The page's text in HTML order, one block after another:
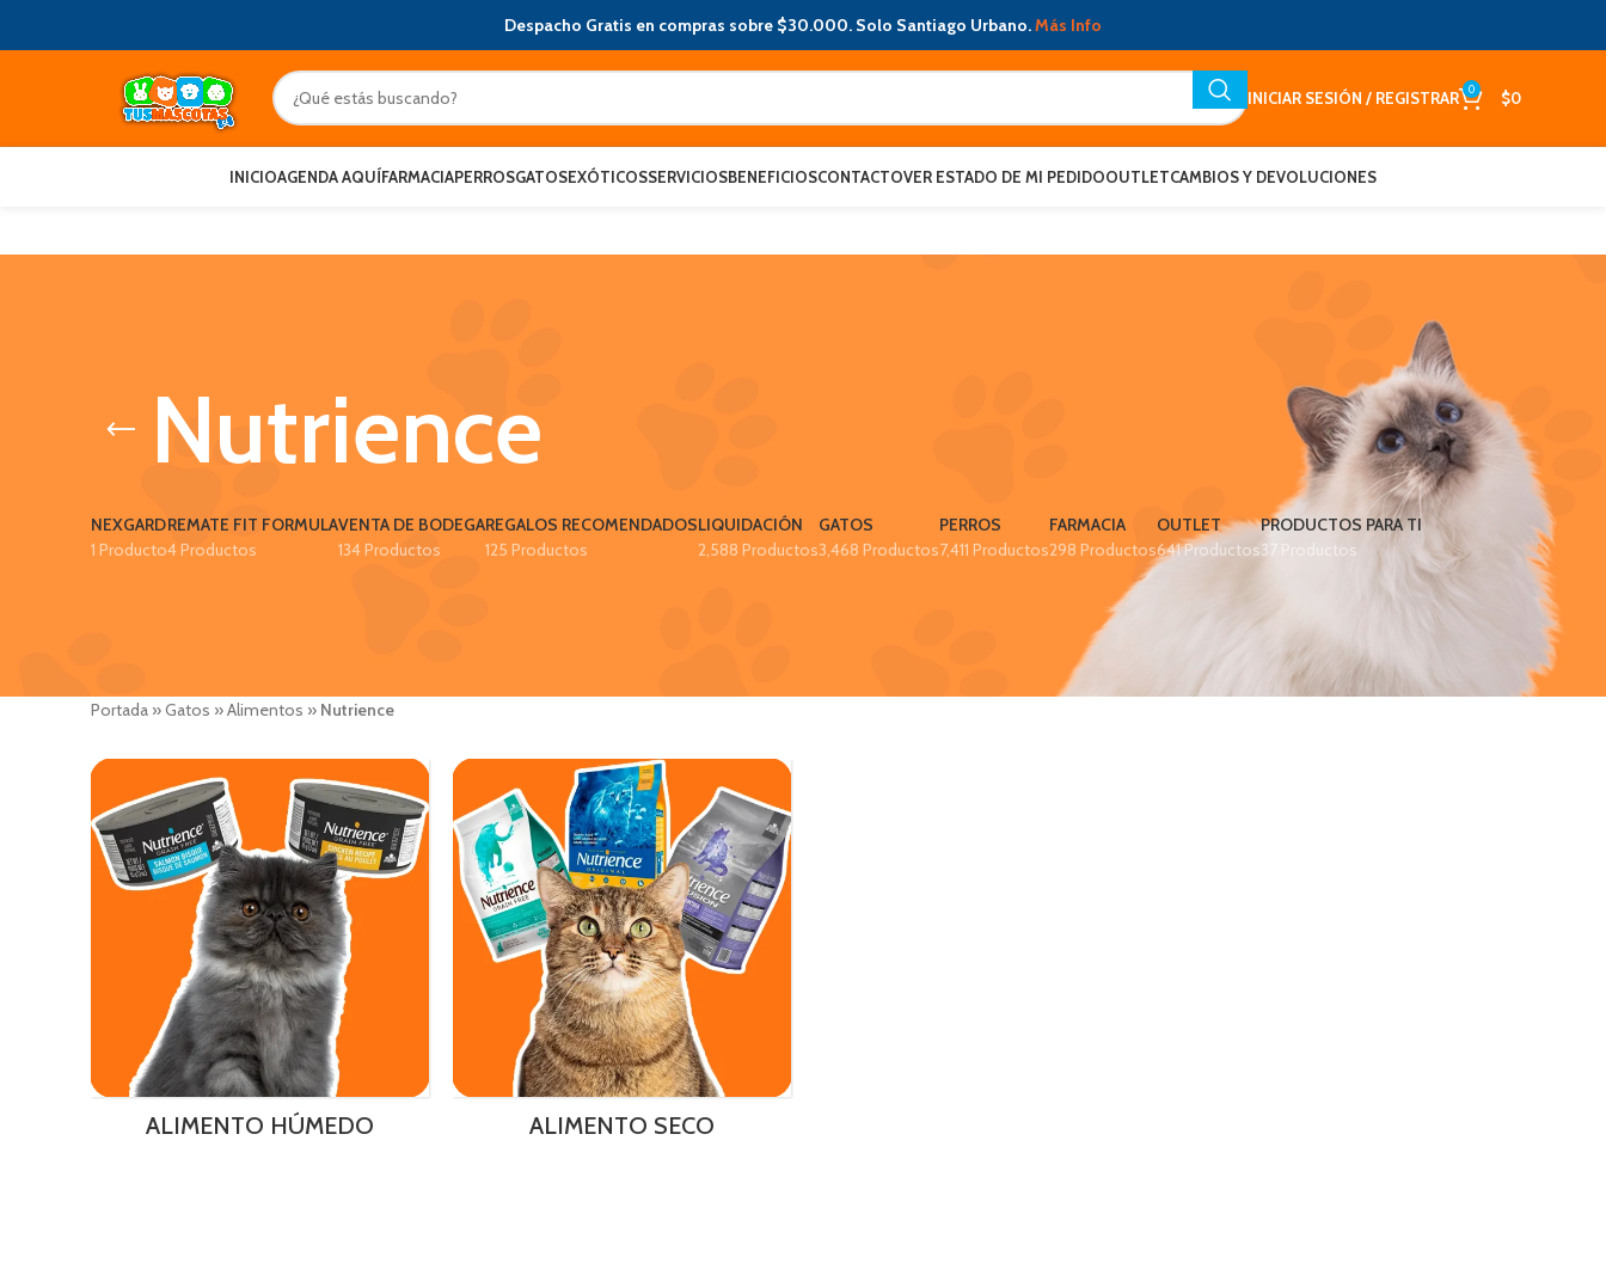
Despacho Gratis en compras sobre $30.000. Solo Santiago Urbano.Más Info
INICIAR SESIÓN / REGISTRAR 0 $0
INICIOAGENDA AQUÍFARMACIAPERROSGATOSEXÓTICOSSERVICIOSBENEFICIOSCONTACTOVER ESTADO DE MI PEDIDOOUTLETCAMBIOS Y DEVOLUCIONES
Nutrience
NEXGARD
1 Producto
REMATE FIT FORMULA
4 Productos
VENTA DE BODEGA
134 Productos
REGALOS RECOMENDADOS
125 Productos
LIQUIDACIÓN
2,588 Productos
GATOS
3,468 Productos
PERROS
7,411 Productos
FARMACIA
298 Productos
OUTLET
641 Productos
PRODUCTOS PARA TI
37 Productos
Portada »Gatos »Alimentos » Nutrience
ALIMENTO HÚMEDO ALIMENTO SECO